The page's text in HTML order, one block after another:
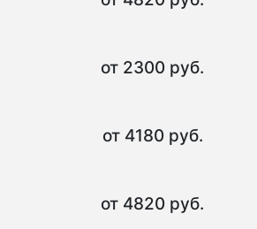
от 2300 руб.
от 4180 руб.
от 4820 руб.